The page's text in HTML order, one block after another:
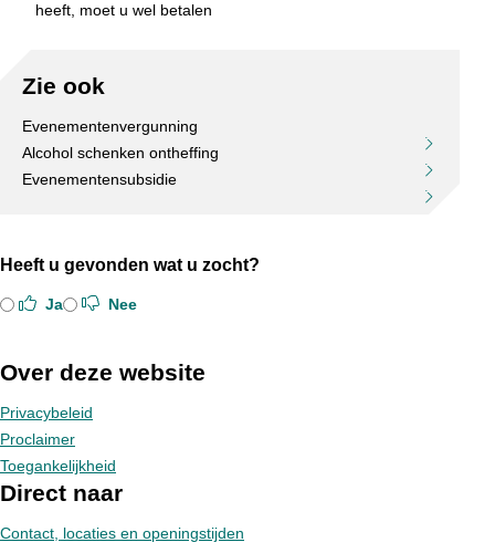
heeft, moet u wel betalen
Zie ook
Evenementenvergunning
Alcohol schenken ontheffing
Evenementensubsidie
Heeft u gevonden wat u zocht?
Ja Nee
Over deze website
Privacybeleid
Proclaimer
Toegankelijkheid
Direct naar
Contact, locaties en openingstijden